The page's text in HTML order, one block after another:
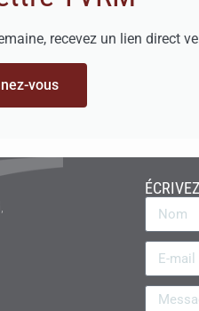
recevez un lien direct
vous